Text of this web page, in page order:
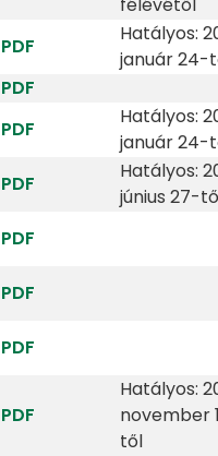
PDF
Hatályos:
január 24-
PDF
PDF
Hatályos:
január 24-
PDF
Hatályos:
június 27-
PDF
PDF
PDF
PDF
Hatályos:
november
től